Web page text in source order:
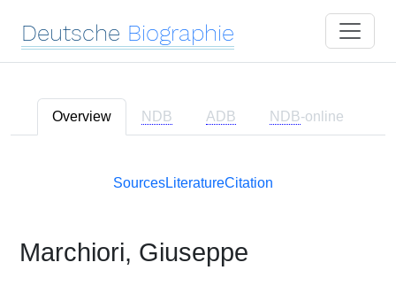
Deutsche Biographie
Overview NDB ADB NDB-online
SourcesLiteratureCitation
Marchiori, Giuseppe